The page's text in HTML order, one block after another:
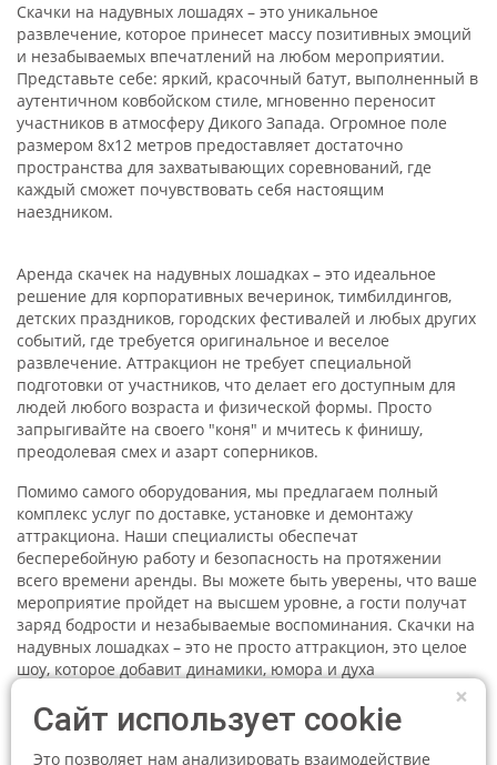
Скачки на надувных лошадях – это уникальное
развлечение, которое принесет массу позитивных эмоций
и незабываемых впечатлений на любом мероприятии.
Представьте себе: яркий, красочный батут, выполненный в
аутентичном ковбойском стиле, мгновенно переносит
участников в атмосферу Дикого Запада. Огромное поле
размером 8х12 метров предоставляет достаточно
пространства для захватывающих соревнований, где
каждый сможет почувствовать себя настоящим
наездником.
Аренда скачек на надувных лошадках – это идеальное
решение для корпоративных вечеринок, тимбилдингов,
детских праздников, городских фестивалей и любых других
событий, где требуется оригинальное и веселое
развлечение. Аттракцион не требует специальной
подготовки от участников, что делает его доступным для
людей любого возраста и физической формы. Просто
запрыгивайте на своего "коня" и мчитесь к финишу,
преодолевая смех и азарт соперников.
Помимо самого оборудования, мы предлагаем полный
комплекс услуг по доставке, установке и демонтажу
аттракциона. Наши специалисты обеспечат
бесперебойную работу и безопасность на протяжении
всего времени аренды. Вы можете быть уверены, что ваше
мероприятие пройдет на высшем уровне, а гости получат
заряд бодрости и незабываемые воспоминания. Скачки на
надувных лошадках – это не просто аттракцион, это целое
шоу, которое добавит динамики, юмора и духа
отвлечься от повседневности, окунуться в мир
беззаботного веселья и испытать настоящий прилив
адреналина, не рискуя при этом получить травму.
×
Сайт использует cookie
Это позволяет нам анализировать взаимодействие